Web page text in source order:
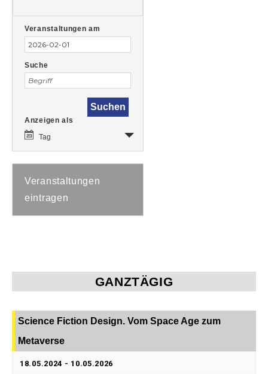
Suche
und
Navigation
SucheVeranstaltungen am
Suche
Veranstaltung
Navigation
Anzeigen als
Tag
Veranstaltungen
eintragen
GANZTÄGIG
Science Fiction Design. Vom Space Age zum
Metaverse
18.05.2024 - 10.05.2026